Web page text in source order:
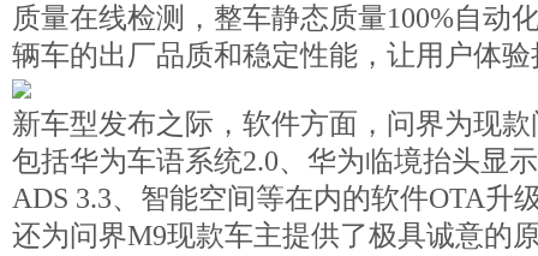
质量在线检测，整车静态质量100%自动
辆车的出厂品质和稳定性能，让用户体
新车型发布之际，软件方面，问界为现
包括华为车语系统2.0、华为临境抬头显
ADS 3.3、智能空间等在内的软件OTA升
还为问界M9现款车主提供了极具诚意的